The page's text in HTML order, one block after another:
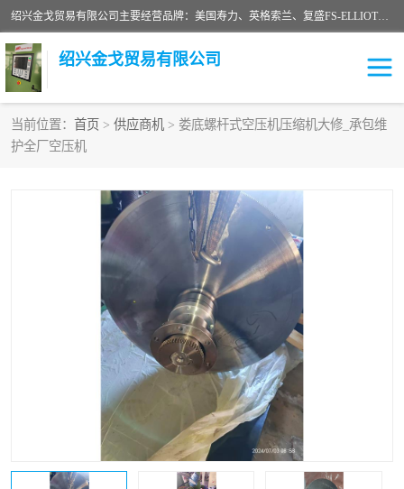
绍兴金戈贸易有限公司主要经营品牌：美国寿力、英格索兰、复盛FS-ELLIOTT，库伯COOPER、阿特拉斯等品牌空压机及配件销售；承接全厂空气压缩机管理、维护保养；节能改造；气体干燥机销售、维护、维修、保养。销售各种品牌空压机空气滤芯、油滤芯、油气分离器；精密过滤器滤芯；除油雾滤芯；抽真空滤芯，消音器，疏水器。劳务承接：全厂空压机维修保养工程，安装工程；移机或汰换工程；节能改造工程等。
绍兴金戈贸易有限公司
当前位置： 首页 > 供应商机 > 娄底螺杆式空压机压缩机大修_承包维
护全厂空压机
二手空压机
超级冷却剂 英格索兰配件
闽台富源特种陶瓷
美国寿力空压机零部件 英格索兰离心机空滤芯
英格索兰COOPER离心机 库伯卡麦隆离心机零件
离心式压缩机高速转子组
复盛离心机零件 中冷耐高温气侧密封胶垫
空气过滤器 阿特拉斯